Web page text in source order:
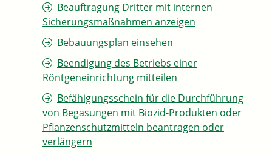
Beauftragung Dritter mit internen
Sicherungsmaßnahmen anzeigen
Bebauungsplan einsehen
Beendigung des Betriebs einer
Röntgeneinrichtung mitteilen
Befähigungsschein für die Durchführung
von Begasungen mit Biozid-Produkten oder
Pflanzenschutzmitteln beantragen oder
verlängern